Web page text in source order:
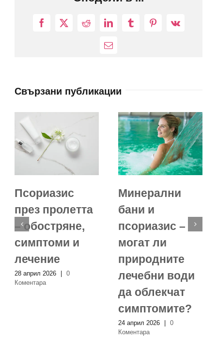
Facebook
X RedditLinkedInTumblrPinterest
Vk
Електронна
Свързани публикации
Псориазис
през пролетта
– обостряне,
симптоми и
лечение
28 април 2026
0
Коментара
Минерални
бани и
псориазис –
могат ли
природните
лечебни води
да облекчат
симптомите?
24 април 2026
0
Коментара